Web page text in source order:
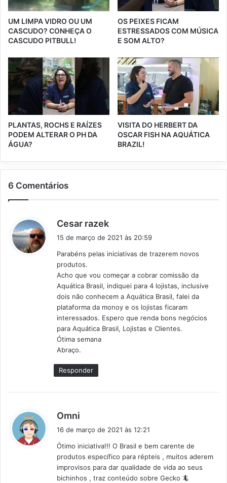
UM LIMPA VIDRO OU UM
CASCUDO? CONHEÇA O
CASCUDO PITBULL!
OS PEIXES FICAM
ESTRESSADOS COM MÚSICA
E SOM ALTO?
PLANTAS, ROCHS E RAÍZES
PODEM ALTERAR O PH DA
ÁGUA?
VISITA DO HERBERT DA
OSCAR FISH NA AQUÁTICA
BRAZIL!
6 Comentários
Cesar razek
i
s
:
15 de março de 2021 às 20:59
Parabéns pelas iniciativas de trazerem novos
produtos.
Acho que vou começar a cobrar comissão da
Aquática Brasil, indiquei para 4 lojistas, inclusive
dois não conhecem a Aquática Brasil, falei da
plataforma da monoy e os lojistas ficaram
interessados. Espero que renda bons negócios
para Aquática Brasil, Lojistas e Clientes.
Ótima semana
Abraço.
Responder
Omni
s
e
:
16 de março de 2021 às 12:21
Ótimo iniciativa!!! O Brasil e bem carente de
produtos específico para répteis , muitos aderem
improvisos para dar qualidade de vida ao seus
bichinhos , traz conteúdo sobre Gecko 🦎